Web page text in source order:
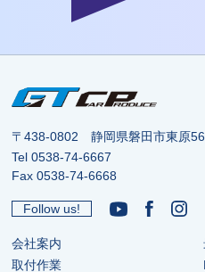
〒438-0802 静岡県磐田市東原
Tel0538-74-6667
Fax 0538-74-6668
Follow us!
会社案内
取付作業